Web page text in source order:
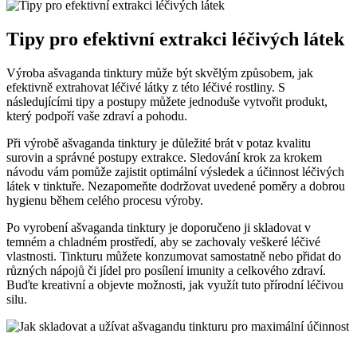
Tipy pro efektivní extrakci léčivých látek
Výroba ašvaganda tinktury může být skvělým způsobem, jak
efektivně extrahovat léčivé látky z této léčivé rostliny. S
následujícími tipy a postupy můžete jednoduše vytvořit produkt,
který podpoří vaše zdraví a pohodu.
Při výrobě ašvaganda tinktury je důležité brát v potaz kvalitu
surovin a správné postupy extrakce. Sledování krok za krokem
návodu vám pomůže zajistit optimální výsledek a účinnost léčivých
látek v tinktuře. Nezapomeňte dodržovat uvedené poměry a dobrou
hygienu během celého procesu výroby.
Po vyrobení ašvaganda tinktury je doporučeno ji skladovat v
temném a chladném prostředí, aby se zachovaly veškeré léčivé
vlastnosti. Tinkturu můžete konzumovat samostatně nebo přidat do
různých nápojů či jídel pro posílení imunity a celkového zdraví.
Buďte kreativní a objevte možnosti, jak využít tuto přírodní léčivou
silu.